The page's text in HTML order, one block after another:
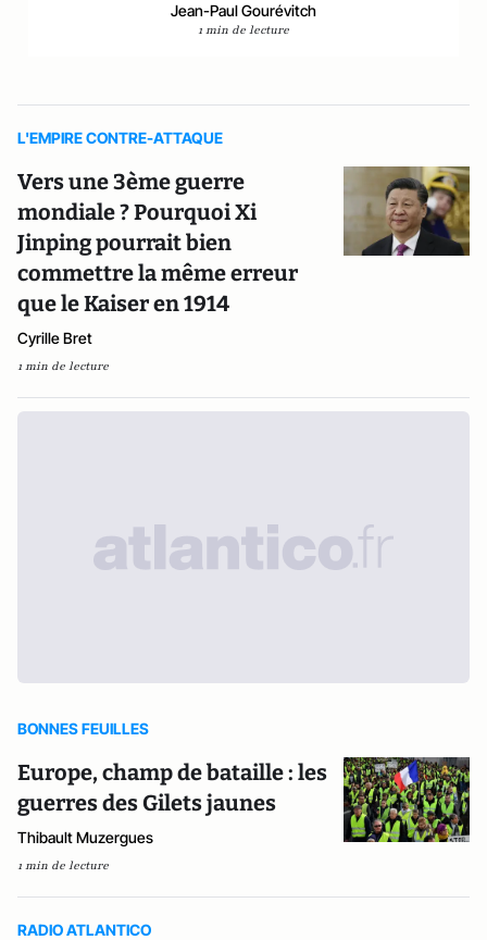
Jean-Paul Gourévitch
1 min de lecture
L'EMPIRE CONTRE-ATTAQUE
Vers une 3ème guerre
mondiale ? Pourquoi Xi
Jinping pourrait bien
commettre la même erreur
que le Kaiser en 1914
Cyrille Bret
1 min de lecture
BONNES FEUILLES
Europe, champ de bataille : les
guerres des Gilets jaunes
Thibault Muzergues
1 min de lecture
RADIO ATLANTICO